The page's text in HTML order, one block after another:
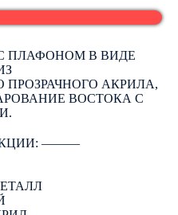
ПЛАФОНОМ В ВИДЕ
АКРИЛА,
ВОСТОКА С
―――